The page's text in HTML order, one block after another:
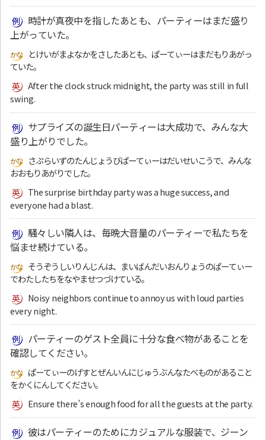
時計が真夜中を指したあとも、パーティーはまだ盛り
上がっていた。
とけいがまよなかをさしたあとも、ぱーてぃーはまだもりあがっ
ていた。
After the clock struck midnight, the party was still in full
swing.
サプライズの誕生日パーティーは大成功で、みんな大
盛り上がりでした。
さぷらいずのたんじょうびぱーてぃーはだいせいこうで、みんな
おおもりあがりでした。
The surprise birthday party was a huge success, and
everyone had a blast.
騒々しい隣人は、毎晩大音量のパーティーで私たちを
悩ませ続けている。
そうぞうしいりんじんは、まいばんだいおんりょうのぱーてぃー
でわたしたちをなやませつづけている。
Noisy neighbors continue to annoy us with loud parties
every night.
パーティーのゲスト全員に十分な食べ物があることを
確認してください。
ぱーてぃーのげすとぜんいんにじゅうぶんなたべものがあること
をかくにんしてください。
Ensure there’s enough food for all the guests at the party.
彼はパーティーのためにカジュアルな服装で、ジーン